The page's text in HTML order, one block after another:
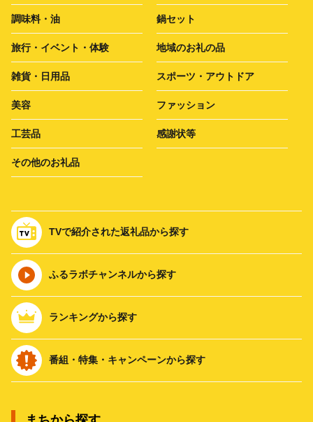
調味料・油 鍋セット
旅行・イベント・体験 地域のお礼の品
雑貨・日用品 スポーツ・アウトドア
美容 ファッション
工芸品 感謝状等
その他のお礼品
TVで紹介された返礼品から探す
ふるラボチャンネルから探す
ランキングから探す
番組・特集・キャンペーンから探す